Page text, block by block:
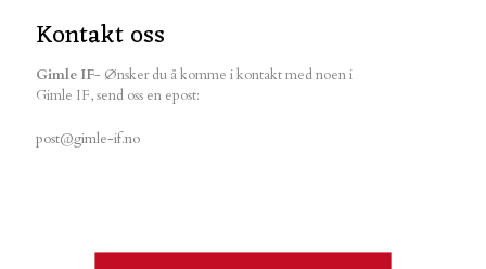
Kontakt oss
Gimle IF- Ønsker du å komme i kontakt med noen i
Gimle IF, send oss en epost:
post@gimle-if.no